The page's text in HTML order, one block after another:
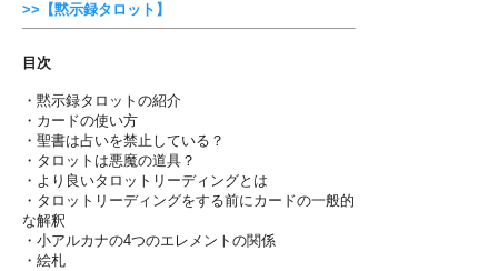
>>【黙示録タロット】
目次
・黙示録タロットの紹介
・カードの使い方
・聖書は占いを禁止している？
・タロットは悪魔の道具？
・より良いタロットリーディングとは
・タロットリーディングをする前にカードの一般的
な解釈
・小アルカナの4つのエレメントの関係
・絵札